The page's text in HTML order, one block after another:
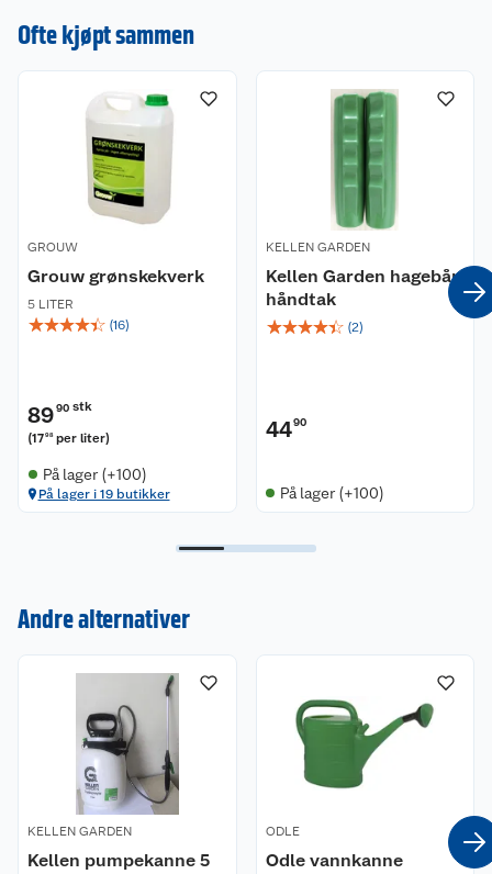
Ofte kjøpt sammen
GROUW
Grouw grønskekverk
5 LITER
☆☆☆☆☆ (16)
8990 stk
(1798 per liter)
På lager (+100)
På lager i 19 butikker
KELLEN GARDEN
Kellen Garden hagebår
håndtak
☆☆☆☆☆ (2)
4490
På lager (+100)
Andre alternativer
KELLEN GARDEN
Kellen pumpekanne 5
ODLE
Odle vannkanne
Nyheter
Våre butikker
Våre merkevarer
Coop kjeder
Ledige stillinger
Angre- og returrett
Reklamasjon og garanti
Ofte stilte spørsmål
Betalingsalternativer
Leveringsalternativer
Åpent kjøp